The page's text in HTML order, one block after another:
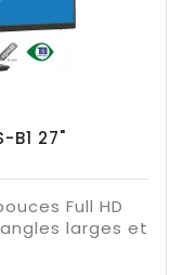
B1 27"
Full HD
angles larges et